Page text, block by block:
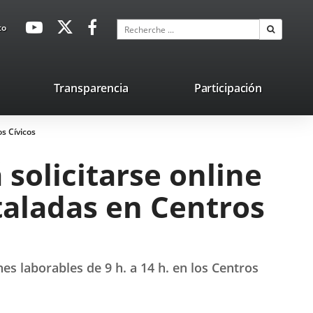
avaHeaderSocial
Enlace
externa.
Enlace
aplicación
externa.
Enlace
aplicación
externa.
Recherche
Transparencia Participación
Cívicos
solicitarse online
en Centros
laborables de 9 h. a 14 h. en los Centros